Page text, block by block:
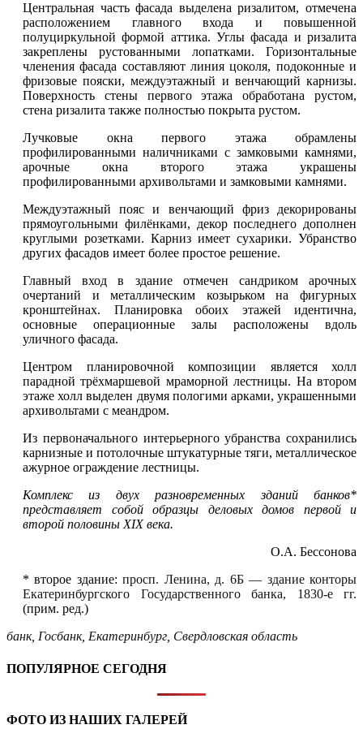
Центральная часть фасада выделена ризалитом, отмечена
расположением главного входа и повышенной
полуциркульной формой аттика. Углы фасада и ризалита
закреплены рустованными лопатками. Горизонтальные
членения фасада составляют линия цоколя, подоконные и
фризовые пояски, междуэтажный и венчающий карнизы.
Поверхность стены первого этажа обработана рустом,
стена ризалита также полностью покрыта рустом.
Лучковые окна первого этажа обрамлены
профилированными наличниками с замковыми камнями,
арочные окна второго этажа украшены
профилированными архивольтами и замковыми камнями.
Междуэтажный пояс и венчающий фриз декорированы
прямоугольными филёнками, декор последнего дополнен
круглыми розетками. Карниз имеет сухарики. Убранство
других фасадов имеет более простое решение.
Главный вход в здание отмечен сандриком арочных
очертаний и металлическим козырьком на фигурных
кронштейнах. Планировка обоих этажей идентична,
основные операционные залы расположены вдоль
уличного фасада.
Центром планировочной композиции является холл
парадной трёхмаршевой мраморной лестницы. На втором
этаже холл выделен двумя пологими арками, украшенными
архивольтами с меандром.
Из первоначального интерьерного убранства сохранились
карнизные и потолочные штукатурные тяги, металлическое
ажурное ограждение лестницы.
Комплекс из двух разновременных зданий банков*
представляет собой образцы деловых домов первой и
второй половины XIX века.
O.A. Бессонова
* второе здание:просп. Ленина, д. 6Б — здание конторы
Екатеринбургского Государственного банка, 1830-е гг.
(прим. ред.)
банк, Госбанк, Екатеринбург Свердловская область
ПОПУЛЯРНОЕ СЕГОДНЯ
ФОТО ИЗ НАШИХ ГАЛЕРЕЙ